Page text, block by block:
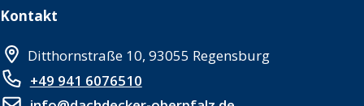
Kontakt
Ditthornstraße 10, 93055 Regensburg
+49 941 6076510